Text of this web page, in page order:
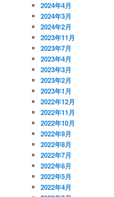
2024年4月
2024年3月
2024年2月
2023年11月
2023年7月
2023年4月
2023年3月
2023年2月
2023年1月
2022年12月
2022年11月
2022年10月
2022年9月
2022年8月
2022年7月
2022年6月
2022年5月
2022年4月